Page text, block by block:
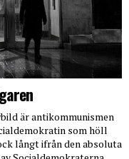
är antikommunismen
som höll
långt ifrån den absoluta